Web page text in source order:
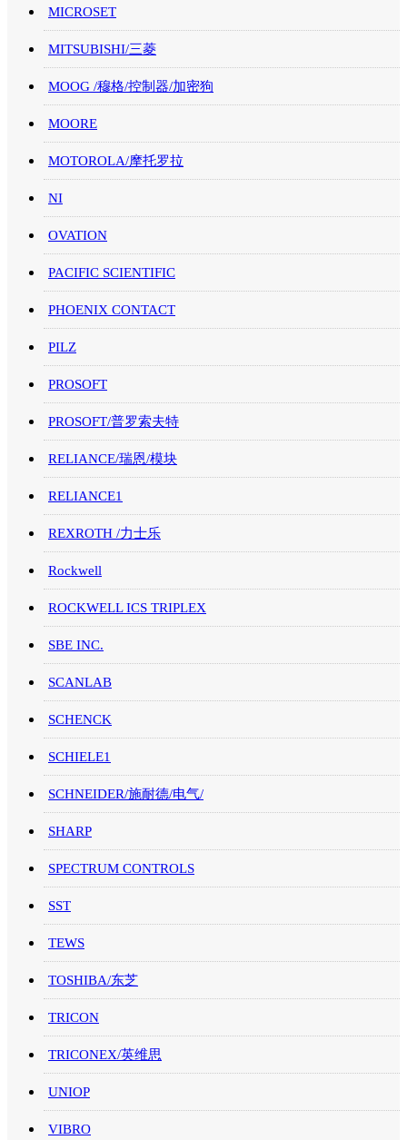
MICROSET
MITSUBISHI/三菱
MOOG /穆格/控制器/加密狗
MOORE
MOTOROLA/摩托罗拉
NI
OVATION
PACIFIC SCIENTIFIC
PHOENIX CONTACT
PILZ
PROSOFT
PROSOFT/普罗索夫特
RELIANCE/瑞恩/模块
RELIANCE1
REXROTH /力士乐
Rockwell
ROCKWELL ICS TRIPLEX
SBE INC.
SCANLAB
SCHENCK
SCHIELE1
SCHNEIDER/施耐德/电气/
SHARP
SPECTRUM CONTROLS
SST
TEWS
TOSHIBA/东芝
TRICON
TRICONEX/英维思
UNIOP
VIBRO